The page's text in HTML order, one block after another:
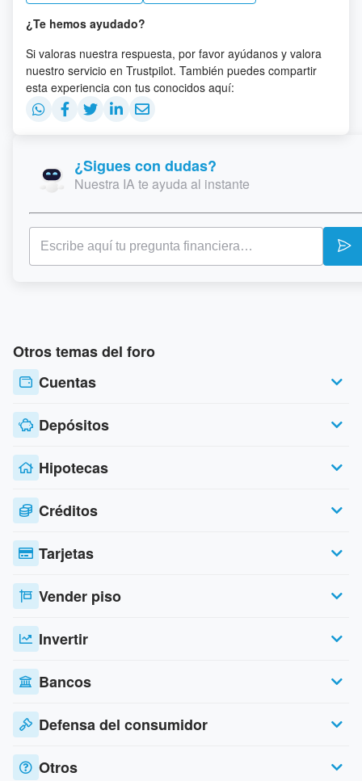
¿Te hemos ayudado?
Si valoras nuestra respuesta, por favor ayúdanos y valora
nuestro servicio en Trustpilot. También puedes compartir
esta experiencia con tus conocidos aquí:
¿Sigues con dudas?
Nuestra IA te ayuda al instante
Otros temas del foro
Cuentas
Depósitos
Hipotecas
Créditos
Tarjetas
Vender piso
Invertir
Bancos
Defensa del consumidor
Otros